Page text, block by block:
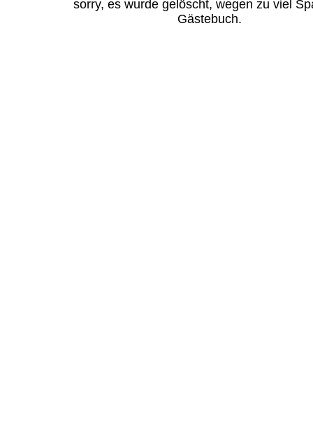
sorry, es wurde gelöscht, wegen zu viel
Gästebuch.